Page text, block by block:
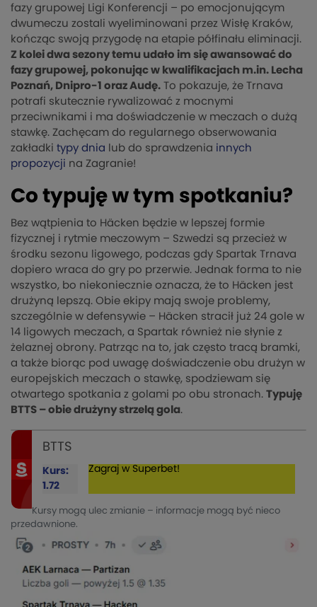
fazy grupowej Ligi Konferencji – po emocjonującym
dwumeczu zostali wyeliminowani przez Wisłę Kraków,
kończąc swoją przygodę na etapie półfinału eliminacji.
Z kolei dwa sezony temu udało im się awansować do
fazy grupowej, pokonując w kwalifikacjach m.in. Lecha
Poznań, Dnipro-1 oraz Audę. To pokazuje, że Trnava
potrafi skutecznie rywalizować z mocnymi
przeciwnikami i ma doświadczenie w meczach o dużą
stawkę. Zachęcam do regularnego obserwowania
zakładki typy dnia lub do sprawdzenia innych
propozycji na Zagranie!
Co typuję w tym spotkaniu?
Bez wątpienia to Häcken będzie w lepszej formie
fizycznej i rytmie meczowym – Szwedzi są przecież w
środku sezonu ligowego, podczas gdy Spartak Trnava
dopiero wraca do gry po przerwie. Jednak forma to nie
wszystko, bo niekoniecznie oznacza, że to Häcken jest
drużyną lepszą. Obie ekipy mają swoje problemy,
szczególnie w defensywie – Häcken stracił już 24 gole w
14 ligowych meczach, a Spartak również nie słynie z
żelaznej obrony. Patrząc na to, jak często tracą bramki,
a także biorąc pod uwagę doświadczenie obu drużyn w
europejskich meczach o stawkę, spodziewam się
otwartego spotkania z golami po obu stronach. Typuję
BTTS – obie drużyny strzelą gola.
BTTS
Kurs:
1.72
Zagraj w Superbet!
Kursy mogą ulec zmianie – informacje mogą być nieco
przedawnione.